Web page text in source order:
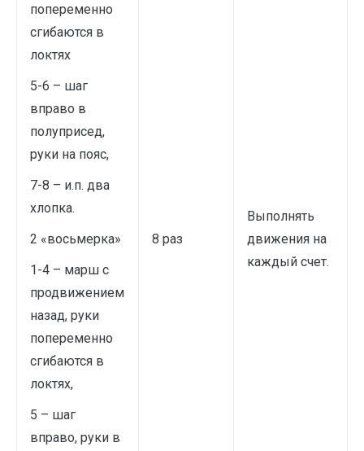
попеременно
сгибаются в
локтях
5-6 – шаг
вправо в
полуприсед,
руки на пояс,
7-8 – и.п. два
хлопка.
2 «восьмерка»
1-4 – марш с
продвижением
назад, руки
попеременно
сгибаются в
локтях,
5 – шаг
вправо, руки в
8 раз
Выполнять
движения на
каждый счет.